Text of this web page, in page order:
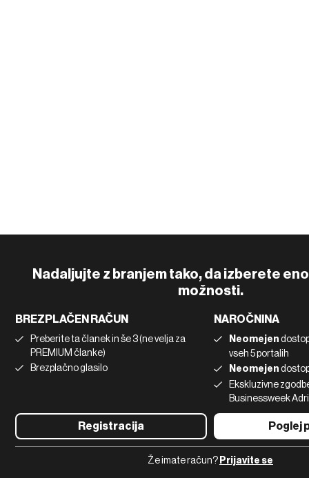
Nadaljujte z branjem tako, da izberete
možnosti.
BREZPLAČEN RAČUN
Preberite ta članek in še 3 (ne velja za
PREMIUM članke)
Brezplačno glasilo
Registracija
NAROČNINA
Neomejen
vseh 5 portalih
Neomejen
Ekskluzivne
Businessweek
Poglej
Že imate račun? Prijavite se